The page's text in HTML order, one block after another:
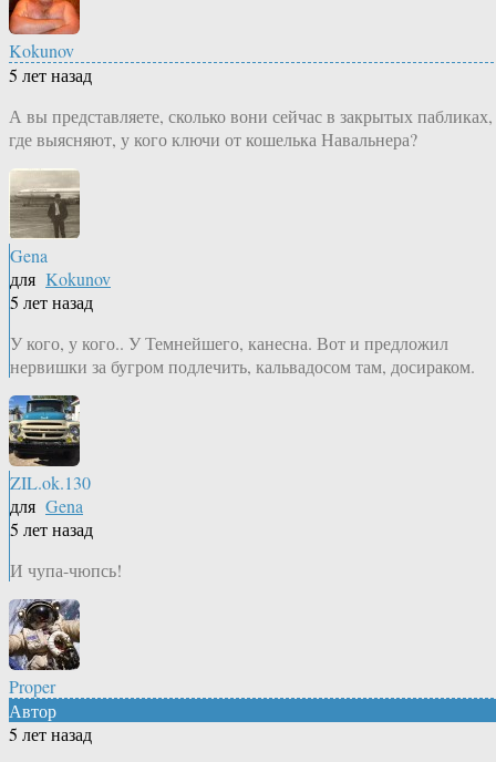
Kokunov
5 лет назад
А вы представляете, сколько вони сейчас в закрытых пабликах,
где выясняют, у кого ключи от кошелька Навальнера?
Gena
для Kokunov
5 лет назад
У кого, у кого.. У Темнейшего, канесна. Вот и предложил
нервишки за бугром подлечить, кальвадосом там, досираком.
ZIL.ok.130
для Gena
5 лет назад
И чупа-чюпсь!
Proper
Автор
5 лет назад